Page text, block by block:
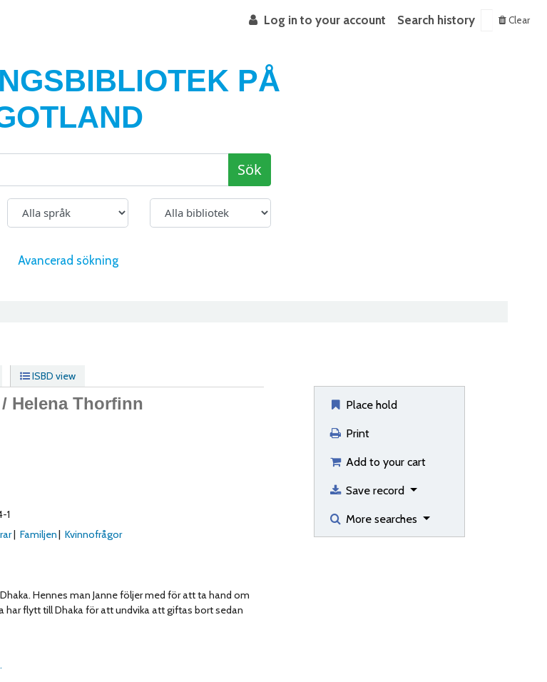
Log in to your account Search history Clear
PÅ
Sök
Avancerad sökning
ISBD view
Helena Thorfinn
1
Familjen
Kvinnofrågor
Hennes man Janne följer med för att ta hand om
har flytt till Dhaka för att undvika att giftas bort sedan
Place hold
Print
Add to your cart
Save record
More searches